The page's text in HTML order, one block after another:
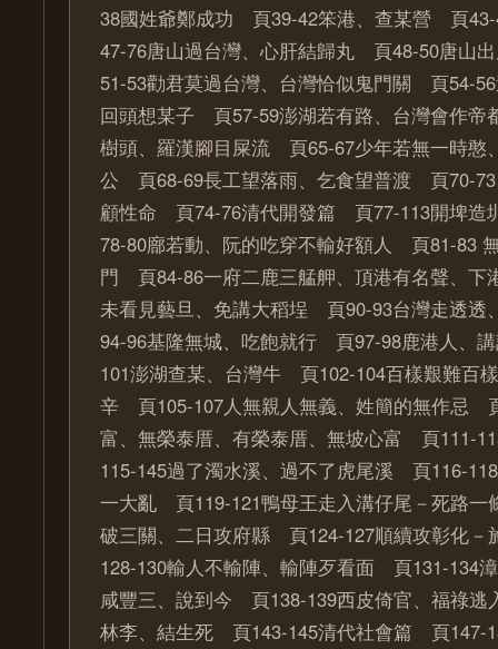
38國姓爺鄭成功 頁39-42笨港、查某營 頁
47-76唐山過台灣、心肝結歸丸 頁48-50唐山
51-53勸君莫過台灣、台灣恰似鬼門關 頁54-
回頭想某子 頁57-59澎湖若有路、台灣會作
樹頭、羅漢腳目屎流 頁65-67少年若無一時憨
公 頁68-69長工望落雨、乞食望普渡 頁70-73
顧性命 頁74-76清代開發篇 頁77-113開埤
78-80廍若動、阮的吃穿不輸好額人 頁81-83
門 頁84-86一府二鹿三艋舺、頂港有名聲、
未看見藝旦、免講大稻埕 頁90-93台灣走透
94-96基隆無城、吃飽就行 頁97-98鹿港人、
101澎湖查某、台灣牛 頁102-104百樣艱難百
辛 頁105-107人無親人無義、姓簡的無作忌
富、無榮泰厝、有榮泰厝、無坡心富 頁111-
115-145過了濁水溪、過不了虎尾溪 頁116-
一大亂 頁119-121鴨母王走入溝仔尾－死路
破三關、二日攻府縣 頁124-127順續攻彰化
128-130輸人不輸陣、輸陣歹看面 頁131-134
咸豐三、說到今 頁138-139西皮倚官、福祿
林李、結生死 頁143-145清代社會篇 頁147-